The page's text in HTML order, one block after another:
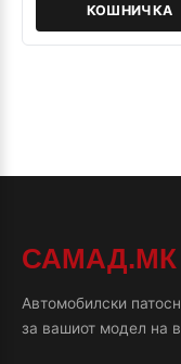
КОШНИЧКА
САМАД.МК
Автомобилски
за вашиот модел на